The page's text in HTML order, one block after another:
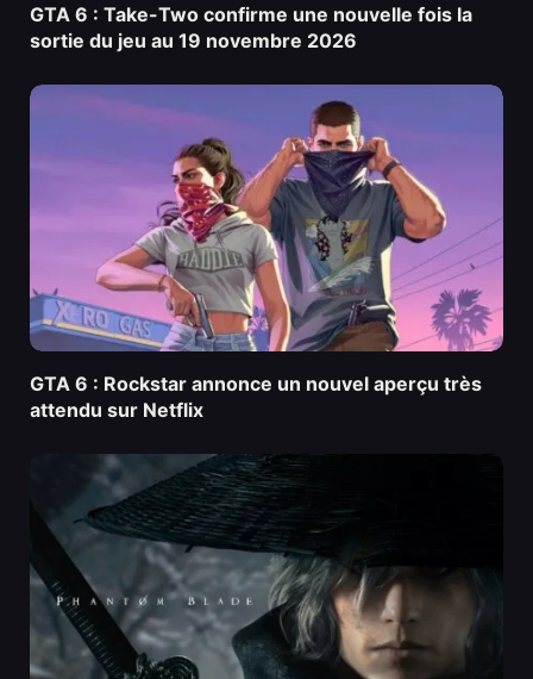
GTA 6 : Take-Two confirme une nouvelle fois la
sortie du jeu au 19 novembre 2026
GTA 6 : Rockstar annonce un nouvel aperçu très
attendu sur Netflix